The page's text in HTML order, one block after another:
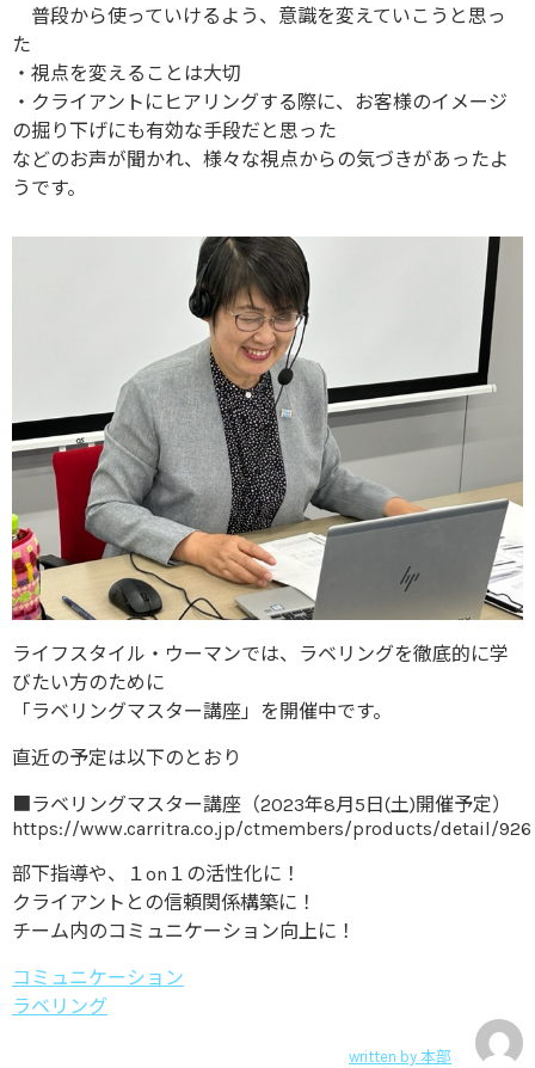
普段から使っていけるよう、意識を変えていこうと思っ
た
・視点を変えることは大切
・クライアントにヒアリングする際に、お客様のイメージ
の掘り下げにも有効な手段だと思った
などのお声が聞かれ、様々な視点からの気づきがあったよ
うです。
ライフスタイル・ウーマンでは、ラベリングを徹底的に学
びたい方のために
「ラベリングマスター講座」を開催中です。
直近の予定は以下のとおり
■ラベリングマスター講座（2023年8月5日(土)開催予定）
https://www.carritra.co.jp/ctmembers/products/detail/926
部下指導や、１on１の活性化に！
クライアントとの信頼関係構築に！
チーム内のコミュニケーション向上に！
コミュニケーション
ラベリング
written by 本部